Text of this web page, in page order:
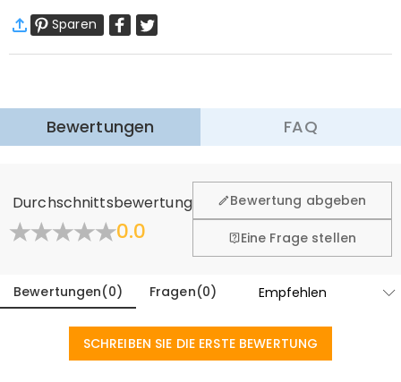
Standardversand
9-18
Arbeitstage
Mehr erfahren
fühlen. Deshalb bieten wir Ihnen 60 Tage Rückgaberecht.
Sparen
Bewertungen FAQ
Durchschnittsbewertung
0.0
Bewertung abgeben
Eine Frage stellen
Bewertungen(0) Fragen(0)
SCHREIBEN SIE DIE ERSTE BEWERTUNG